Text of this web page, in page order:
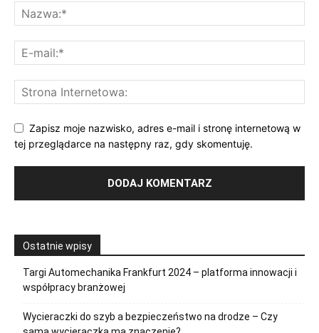
Zapisz moje nazwisko, adres e-mail i stronę internetową w
tej przeglądarce na następny raz, gdy skomentuję.
Ostatnie wpisy
Targi Automechanika Frankfurt 2024 – platforma innowacji i
współpracy branżowej
Wycieraczki do szyb a bezpieczeństwo na drodze – Czy